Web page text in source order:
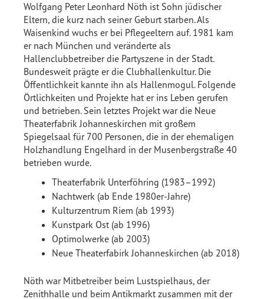
Wolfgang Peter Leonhard Nöth ist Sohn jüdischer
Eltern, die kurz nach seiner Geburt starben. Als
Waisenkind wuchs er bei Pflegeeltern auf. 1981 kam
er nach München und veränderte als
Hallenclubbetreiber die Partyszene in der Stadt.
Bundesweit prägte er die Clubhallenkultur. Die
Öffentlichkeit kannte ihn als Hallenmogul. Folgende
Örtlichkeiten und Projekte hat er ins Leben gerufen
und betrieben. Sein letztes Projekt war die Neue
Theaterfabrik Johanneskirchen mit großem
Spiegelsaal für 700 Personen, die in der ehemaligen
Holzhandlung Engelhard in der Musenbergstraße 40
betrieben wurde.
Theaterfabrik Unterföhring (1983–1992)
Nachtwerk (ab Ende 1980er-Jahre)
Kulturzentrum Riem (ab 1993)
Kunstpark Ost (ab 1996)
Optimolwerke (ab 2003)
Neue Theaterfabirk Johanneskirchen (ab 2018)
Nöth war Mitbetreiber beim Lustspielhaus, der
Zenithhalle und beim Antikmarkt zusammen mit der